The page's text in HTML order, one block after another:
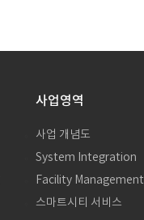
사업영역
사업 개념도
System Integration
Facility Management
스마트시티 서비스